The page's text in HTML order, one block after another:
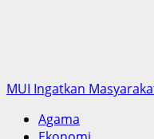
MUI Ingatkan
Agama